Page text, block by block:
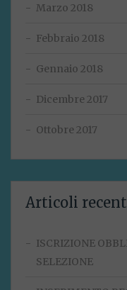
Marzo 2018
Febbraio 2018
Gennaio 2018
Dicembre 2017
Ottobre 2017
Articoli
ISCRIZIONE
SELEZIONE